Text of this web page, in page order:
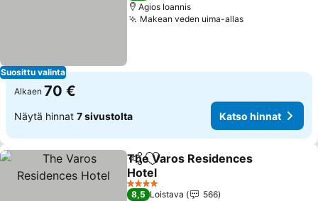
Suosittu valinta
Agios Ioannis
Makean veden uima-allas
Alkaen 70 €
Näytä hinnat 7 sivustolta Katso hinnat
Jaa Lisää suosikkeihin
The Varos Residences
Hotel
4 Tähtiluokitus
8,5 Loistava
566